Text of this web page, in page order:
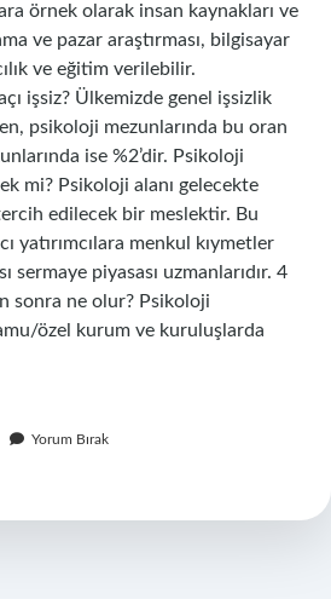
örnek olarak insan kaynakları ve
ve pazar araştırması, bilgisayar
ve eğitim verilebilir.
işsiz? Ülkemizde genel işsizlik
psikoloji mezunlarında bu oran
ise %2’dir. Psikoloji
mi? Psikoloji alanı gelecekte
edilecek bir meslektir. Bu
yatırımcılara menkul kıymetler
sermaye piyasası uzmanlarıdır. 4
sonra ne olur? Psikoloji
özel kurum ve kuruluşlarda
Yorum Bırak